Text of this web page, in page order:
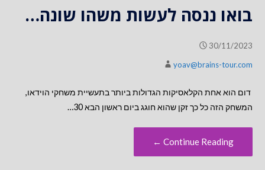
בואו ננסה לעשות משהו שונה…
30/11/2023
yoav@brains-tour.com
דום הוא אחת הקלאסיקות הגדולות ביותר בתעשיית משחקי הוידאו,
המשחק הזה כל כך זקן שהוא חוגג ביום ראשון הבא 30…
Continue Reading ←